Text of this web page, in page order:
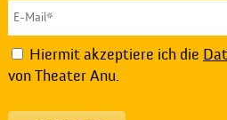
Hiermit akzeptiere ich die
von Theater Anu.